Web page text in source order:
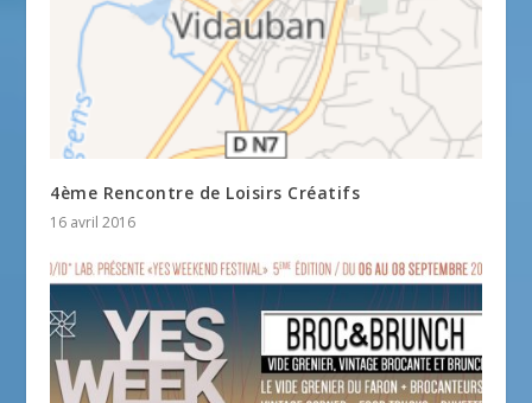
4ème Rencontre de Loisirs Créatifs
16 avril 2016